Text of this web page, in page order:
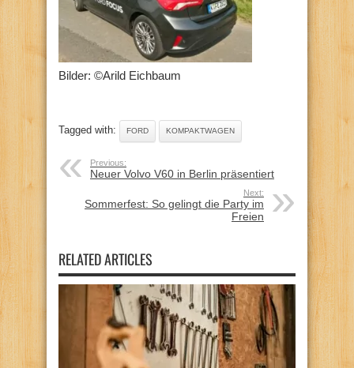
Bilder: ©Arild Eichbaum
Tagged with: FORD KOMPAKTWAGEN
Previous:
Neuer Volvo V60 in Berlin präsentiert
Next:
Sommerfest: So gelingt die Party im
Freien
RELATED ARTICLES